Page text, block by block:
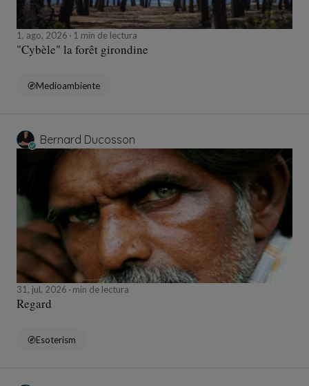
1, ago, 2026 1 min de lectura
"Cybèle" la forêt girondine
Medioambiente
Bernard Ducosson
31, jul, 2026 min de lectura
Regard
Esoterism